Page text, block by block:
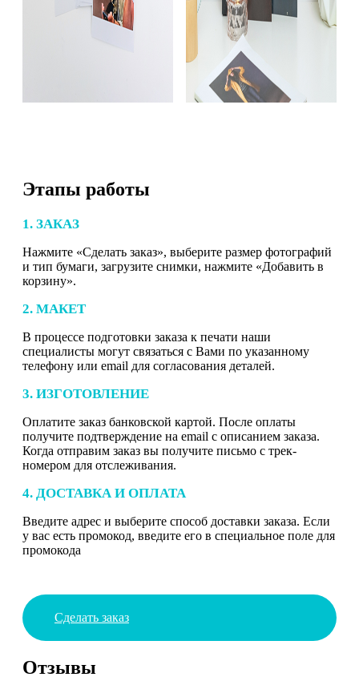
Этапы работы
1. ЗАКАЗ
Нажмите «Сделать заказ», выберите размер фотографий
и тип бумаги, загрузите снимки, нажмите «Добавить в
корзину».
2. МАКЕТ
В процессе подготовки заказа к печати наши
специалисты могут связаться с Вами по указанному
телефону или email для согласования деталей.
3. ИЗГОТОВЛЕНИЕ
Оплатите заказ банковской картой. После оплаты
получите подтверждение на email с описанием заказа.
Когда отправим заказ вы получите письмо с трек-
номером для отслеживания.
4. ДОСТАВКА И ОПЛАТА
Введите адрес и выберите способ доставки заказа. Если
у вас есть промокод, введите его в специальное поле для
промокода
Сделать заказ
Отзывы